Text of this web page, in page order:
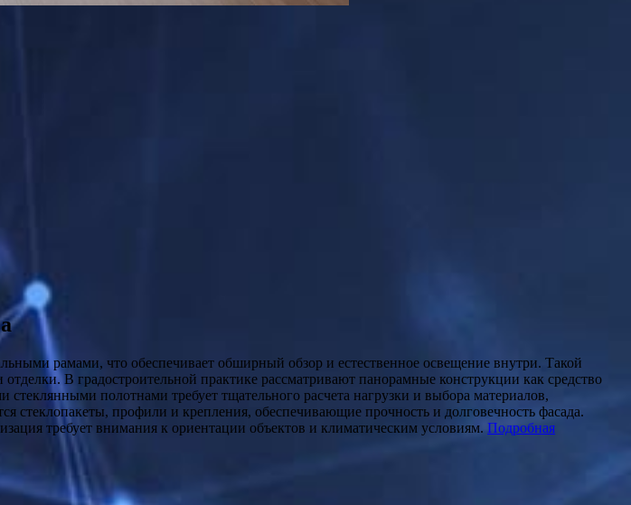
В градостроительной практике рассматривают панорамные конструкции как средство
полотнами требует тщательного расчета нагрузки и выбора материалов,
стеклопакеты, профили и крепления, обеспечивающие прочность и долговечность фасада.
требует внимания к ориентации объектов и климатическим условиям. Подробная